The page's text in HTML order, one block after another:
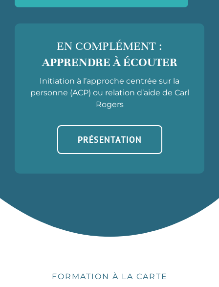
EN COMPLÉMENT :
APPRENDRE À ÉCOUTER
Initiation à l’approche centrée sur la
personne (ACP) ou relation d’aide de Carl
Rogers
PRÉSENTATION
FORMATION À LA CARTE